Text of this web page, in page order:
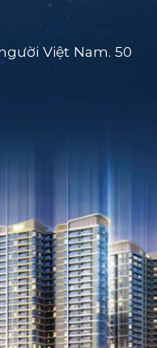
Việt Nam. 50